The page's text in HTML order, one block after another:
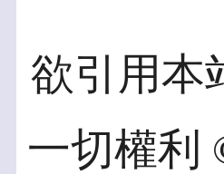
欲引用本
一切權利